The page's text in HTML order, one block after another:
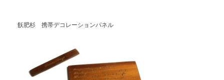
飫肥杉 携帯デコレーションパネル